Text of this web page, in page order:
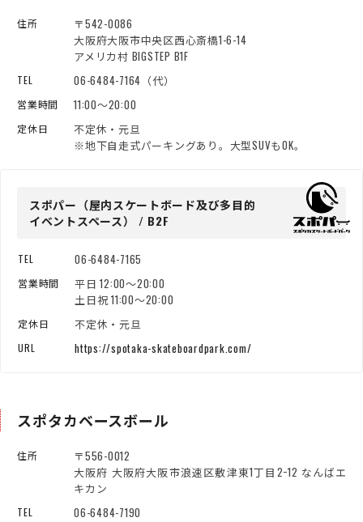
住所
〒542-0086
大阪府大阪市中央区西心斎橋1-6-14
アメリカ村 BIGSTEP B1F
TEL 06-6484-7164（代）
営業時間 11:00～20:00
定休日
不定休・元旦
※地下自走式パーキングあり。大型SUVもOK。
スポパー（屋内スケートボード及び多目的
イベントスペース） / B2F
TEL 06-6484-7165
営業時間
平日 12:00～20:00
土日祝 11:00～20:00
定休日 不定休・元旦
URL https://spotaka-skateboardpark.com/
スポタカベースボール
住所
〒556-0012
大阪府 大阪府大阪市浪速区敷津東1丁目2−12 なんばエ
キカン
TEL 06-6484-7190